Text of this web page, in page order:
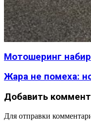
Мотошеринг
Жара не помеха:
Добавить
Для отправки